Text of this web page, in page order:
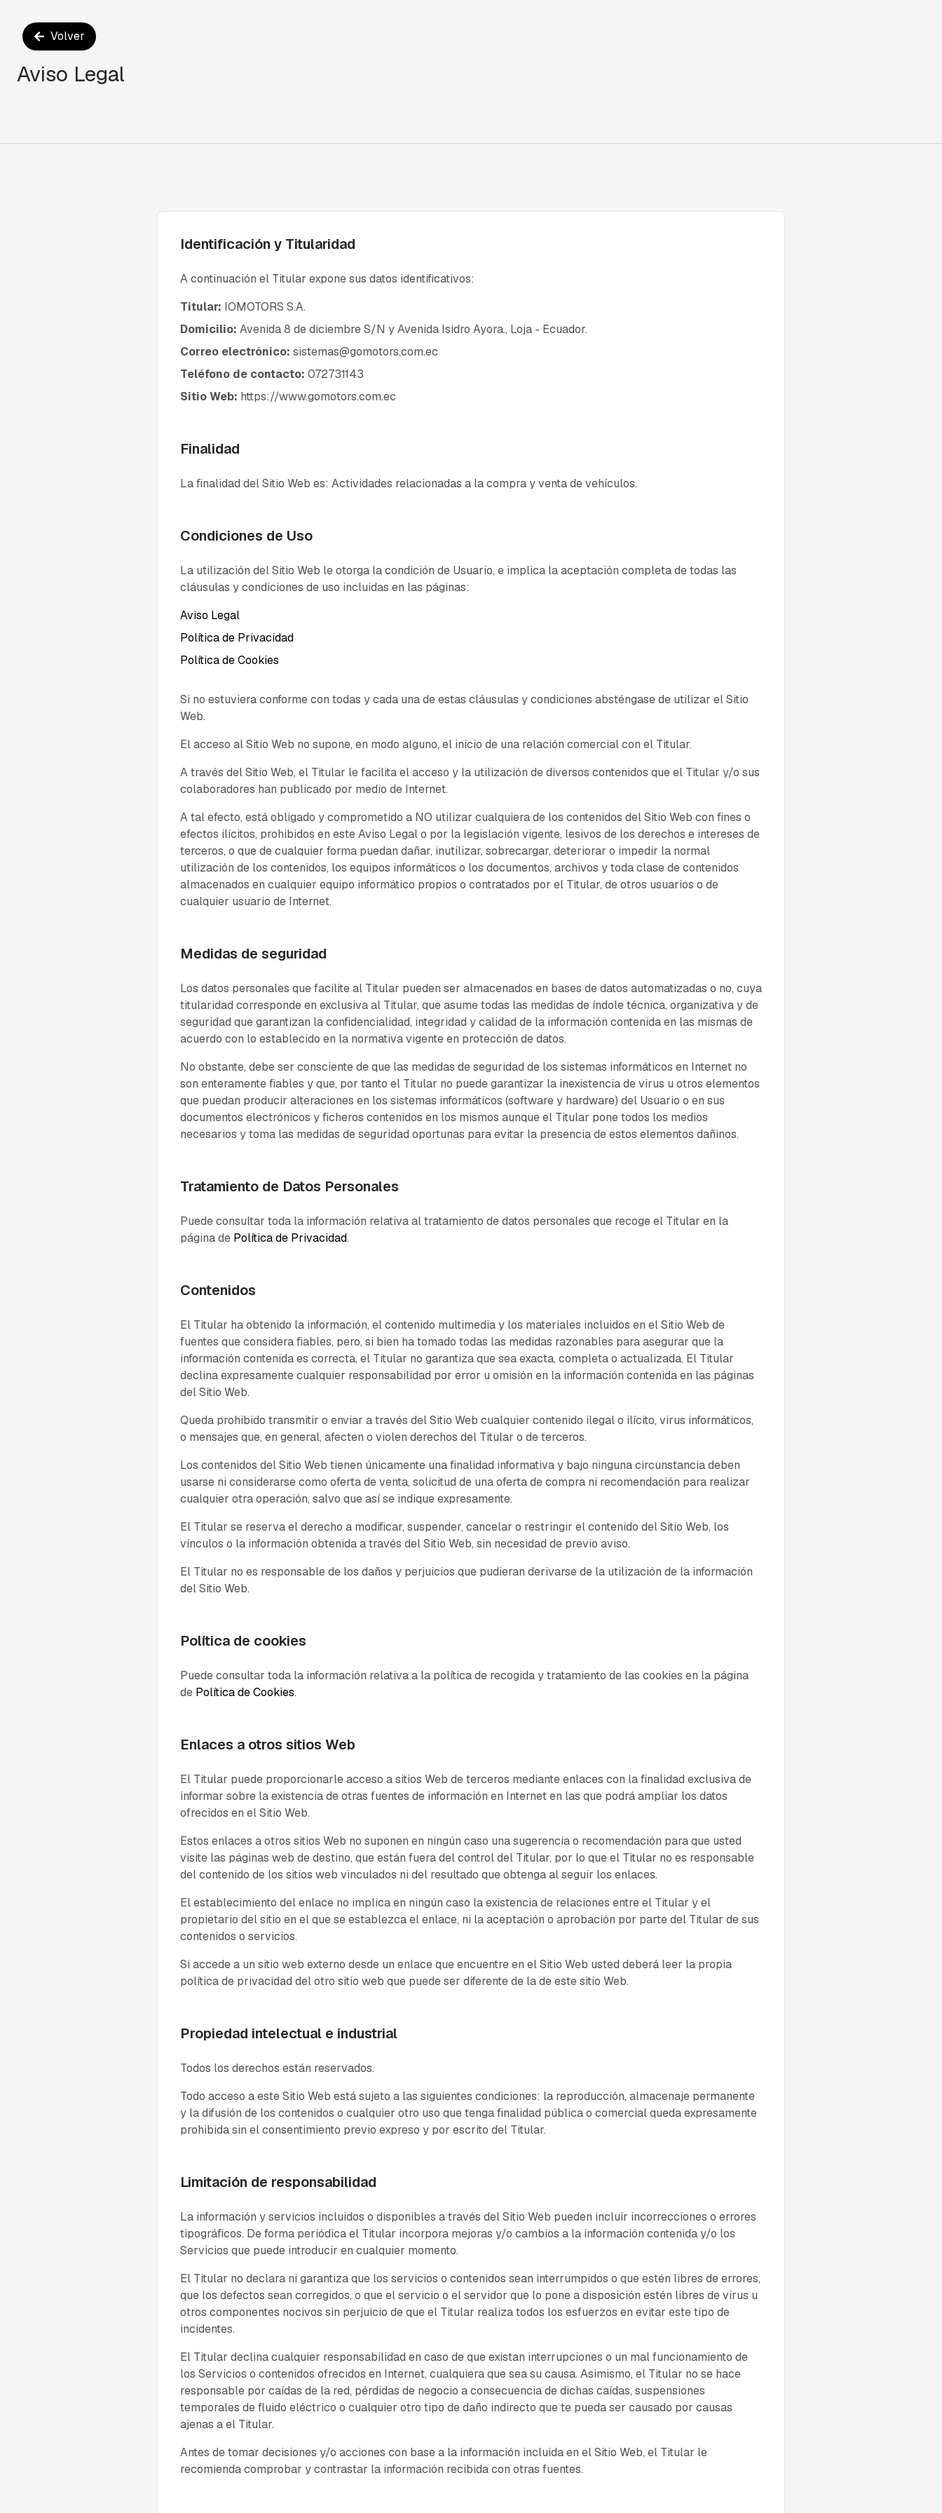
Volver
Aviso Legal
Identificación y Titularidad
A continuación el Titular expone sus datos identificativos:
Titular: IOMOTORS S.A.
Domicilio: Avenida 8 de diciembre S/N y Avenida Isidro Ayora., Loja - Ecuador.
Correo electrónico: sistemas@gomotors.com.ec
Teléfono de contacto: 072731143
Sitio Web: https://www.gomotors.com.ec
Finalidad
La finalidad del Sitio Web es: Actividades relacionadas a la compra y venta de vehículos.
Condiciones de Uso
La utilización del Sitio Web le otorga la condición de Usuario, e implica la aceptación completa de todas las
cláusulas y condiciones de uso incluidas en las páginas:
Aviso Legal
Política de Privacidad
Política de Cookies
Si no estuviera conforme con todas y cada una de estas cláusulas y condiciones absténgase de utilizar el Sitio
Web.
El acceso al Sitio Web no supone, en modo alguno, el inicio de una relación comercial con el Titular.
A través del Sitio Web, el Titular le facilita el acceso y la utilización de diversos contenidos que el Titular y/o sus
colaboradores han publicado por medio de Internet.
A tal efecto, está obligado y comprometido a NO utilizar cualquiera de los contenidos del Sitio Web con fines o
efectos ilícitos, prohibidos en este Aviso Legal o por la legislación vigente, lesivos de los derechos e intereses de
terceros, o que de cualquier forma puedan dañar, inutilizar, sobrecargar, deteriorar o impedir la normal
utilización de los contenidos, los equipos informáticos o los documentos, archivos y toda clase de contenidos
almacenados en cualquier equipo informático propios o contratados por el Titular, de otros usuarios o de
cualquier usuario de Internet.
Medidas de seguridad
Los datos personales que facilite al Titular pueden ser almacenados en bases de datos automatizadas o no, cuya
titularidad corresponde en exclusiva al Titular, que asume todas las medidas de índole técnica, organizativa y de
seguridad que garantizan la confidencialidad, integridad y calidad de la información contenida en las mismas de
acuerdo con lo establecido en la normativa vigente en protección de datos.
No obstante, debe ser consciente de que las medidas de seguridad de los sistemas informáticos en Internet no
son enteramente fiables y que, por tanto el Titular no puede garantizar la inexistencia de virus u otros elementos
que puedan producir alteraciones en los sistemas informáticos (software y hardware) del Usuario o en sus
documentos electrónicos y ficheros contenidos en los mismos aunque el Titular pone todos los medios
necesarios y toma las medidas de seguridad oportunas para evitar la presencia de estos elementos dañinos.
Tratamiento de Datos Personales
Puede consultar toda la información relativa al tratamiento de datos personales que recoge el Titular en la
página de Política de Privacidad.
Contenidos
El Titular ha obtenido la información, el contenido multimedia y los materiales incluidos en el Sitio Web de
fuentes que considera fiables, pero, si bien ha tomado todas las medidas razonables para asegurar que la
información contenida es correcta, el Titular no garantiza que sea exacta, completa o actualizada. El Titular
declina expresamente cualquier responsabilidad por error u omisión en la información contenida en las páginas
del Sitio Web.
Queda prohibido transmitir o enviar a través del Sitio Web cualquier contenido ilegal o ilícito, virus informáticos,
o mensajes que, en general, afecten o violen derechos del Titular o de terceros.
Los contenidos del Sitio Web tienen únicamente una finalidad informativa y bajo ninguna circunstancia deben
usarse ni considerarse como oferta de venta, solicitud de una oferta de compra ni recomendación para realizar
cualquier otra operación, salvo que así se indique expresamente.
El Titular se reserva el derecho a modificar, suspender, cancelar o restringir el contenido del Sitio Web, los
vínculos o la información obtenida a través del Sitio Web, sin necesidad de previo aviso.
El Titular no es responsable de los daños y perjuicios que pudieran derivarse de la utilización de la información
del Sitio Web.
Política de cookies
Puede consultar toda la información relativa a la política de recogida y tratamiento de las cookies en la página
de Política de Cookies.
Enlaces a otros sitios Web
El Titular puede proporcionarle acceso a sitios Web de terceros mediante enlaces con la finalidad exclusiva de
informar sobre la existencia de otras fuentes de información en Internet en las que podrá ampliar los datos
ofrecidos en el Sitio Web.
Estos enlaces a otros sitios Web no suponen en ningún caso una sugerencia o recomendación para que usted
visite las páginas web de destino, que están fuera del control del Titular, por lo que el Titular no es responsable
del contenido de los sitios web vinculados ni del resultado que obtenga al seguir los enlaces.
El establecimiento del enlace no implica en ningún caso la existencia de relaciones entre el Titular y el
propietario del sitio en el que se establezca el enlace, ni la aceptación o aprobación por parte del Titular de sus
contenidos o servicios.
Si accede a un sitio web externo desde un enlace que encuentre en el Sitio Web usted deberá leer la propia
política de privacidad del otro sitio web que puede ser diferente de la de este sitio Web.
Propiedad intelectual e industrial
Todos los derechos están reservados.
Todo acceso a este Sitio Web está sujeto a las siguientes condiciones: la reproducción, almacenaje permanente
y la difusión de los contenidos o cualquier otro uso que tenga finalidad pública o comercial queda expresamente
prohibida sin el consentimiento previo expreso y por escrito del Titular.
Limitación de responsabilidad
La información y servicios incluidos o disponibles a través del Sitio Web pueden incluir incorrecciones o errores
tipográficos. De forma periódica el Titular incorpora mejoras y/o cambios a la información contenida y/o los
Servicios que puede introducir en cualquier momento.
El Titular no declara ni garantiza que los servicios o contenidos sean interrumpidos o que estén libres de errores,
que los defectos sean corregidos, o que el servicio o el servidor que lo pone a disposición estén libres de virus u
otros componentes nocivos sin perjuicio de que el Titular realiza todos los esfuerzos en evitar este tipo de
incidentes.
El Titular declina cualquier responsabilidad en caso de que existan interrupciones o un mal funcionamiento de
los Servicios o contenidos ofrecidos en Internet, cualquiera que sea su causa. Asimismo, el Titular no se hace
responsable por caídas de la red, pérdidas de negocio a consecuencia de dichas caídas, suspensiones
temporales de fluido eléctrico o cualquier otro tipo de daño indirecto que te pueda ser causado por causas
ajenas a el Titular.
Antes de tomar decisiones y/o acciones con base a la información incluida en el Sitio Web, el Titular le
recomienda comprobar y contrastar la información recibida con otras fuentes.